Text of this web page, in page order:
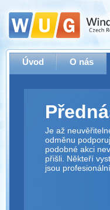
Úvod O nás
Je až
odměnu
podobné akci
přišli. Někteří
jsou